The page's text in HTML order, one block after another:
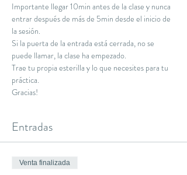
Importante llegar 10min antes de la clase y nunca
entrar después de más de 5min desde el inicio de
la sesión.
Si la puerta de la entrada está cerrada, no se
puede llamar, la clase ha empezado.
Trae tu propia esterilla y lo que necesites para tu
práctica.
Gracias!
Entradas
Venta finalizada